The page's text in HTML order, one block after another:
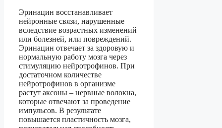
Эринацин восстанавливает
нейронные связи, нарушенные
вследствие возрастных изменений
или болезней, или повреждений.
Эринацин отвечает за здоровую и
нормальную работу мозга через
стимуляцию нейротрофинов. При
достаточном количестве
нейротрофинов в организме
растут аксоны – нервные волокна,
которые отвечают за проведение
импульсов. В результате
повышается пластичность мозга,